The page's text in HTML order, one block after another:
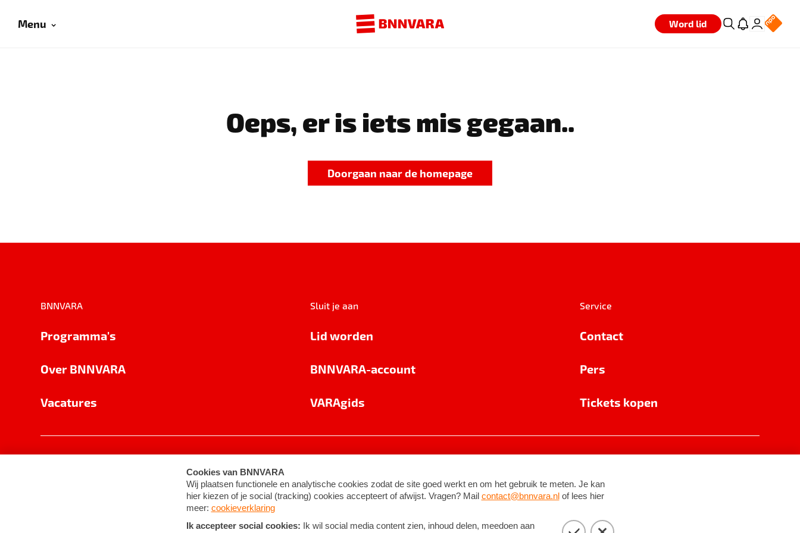
Menu Word lid
Oeps, er is iets mis gegaan..
Doorgaan naar de homepage
BNNVARA
Programma's
Over BNNVARA
Vacatures
Sluit je aan
Lid worden
BNNVARA-account
VARAgids
Service
Contact
Pers
Tickets kopen
Cookie-instellingen Algemene voorwaarden ©2026BNNVARA